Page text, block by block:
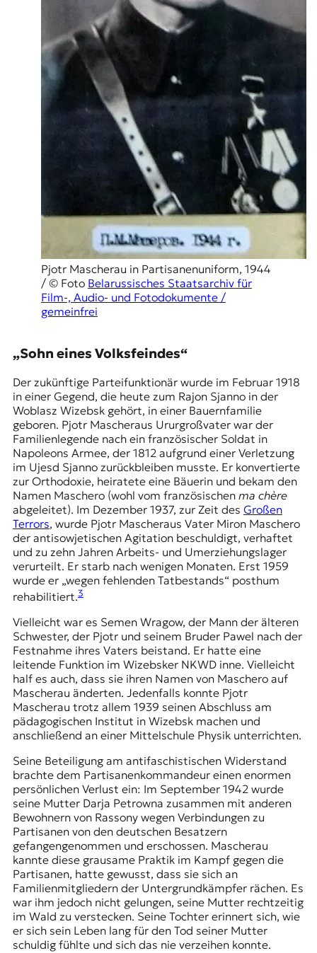
Pjotr Mascherau in Partisanenuniform, 1944
/ © Foto Belarussisches Staatsarchiv für
Film-, Audio- und Fotodokumente /
gemeinfrei
„Sohn eines Volksfeindes“
Der zukünftige Parteifunktionär wurde im Februar 1918
in einer Gegend, die heute zum Rajon Sjanno in der
Woblasz Wizebskgehört, in einer Bauernfamilie
geboren. Pjotr Mascheraus Ururgroßvater war der
Familienlegende nach ein französischer Soldat in
Napoleons Armee, der 1812 aufgrund einer Verletzung
im Ujesd Sjanno zurückbleiben musste. Er konvertierte
zur Orthodoxie, heiratete eine Bäuerin und bekam den
Namen Maschero (wohl vom französischen ma chère
abgeleitet). Im Dezember 1937, zur Zeit des Großen
Terrors, wurde Pjotr Mascheraus Vater Miron Maschero
der antisowjetischen Agitation beschuldigt, verhaftet
und zu zehn Jahren Arbeits- und Umerziehungslager
verurteilt. Er starb nach wenigen Monaten. Erst 1959
wurde er „wegen fehlenden Tatbestands“ posthum
rehabilitiert.3
Vielleicht war es Semen Wragow, der Mann der älteren
Schwester, der Pjotr und seinem Bruder Pawel nach der
Festnahme ihres Vaters beistand. Er hatte eine
leitende Funktion im Wizebsker NKWDinne. Vielleicht
half es auch, dass sie ihren Namen von Maschero auf
Mascherau änderten. Jedenfalls konnte Pjotr
Mascherau trotz allem 1939 seinen Abschluss am
pädagogischen Institut in Wizebsk machen und
anschließend an einer Mittelschule Physik unterrichten.
Seine Beteiligung am antifaschistischen Widerstand
brachte dem Partisanenkommandeur einen enormen
persönlichen Verlust ein: Im September 1942 wurde
seine Mutter Darja Petrowna zusammen mit anderen
Bewohnern von Rassony wegen Verbindungen zu
Partisanen von den deutschen Besatzern
gefangengenommen und erschossen. Mascherau
kannte diese grausame Praktik im Kampf gegen die
Partisanen, hatte gewusst, dass sie sich an
Familienmitgliedern der Untergrundkämpfer rächen. Es
war ihm jedoch nicht gelungen, seine Mutter rechtzeitig
im Wald zu verstecken. Seine Tochter erinnert sich, wie
er sich sein Leben lang für den Tod seiner Mutter
schuldig fühlte und sich das nie verzeihen konnte.